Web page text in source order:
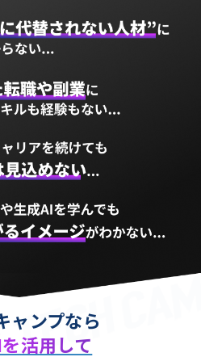
ャンプなら
活用して